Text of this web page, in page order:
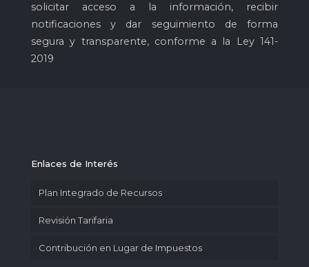
solicitar acceso a la información, recibir
notificaciones y dar seguimiento de forma
segura y transparente, conforme a la Ley 141-
2019
Enlaces de Interés
Plan Integrado de Recursos
Revisión Tarifaria
Contribución en Lugar de Impuestos